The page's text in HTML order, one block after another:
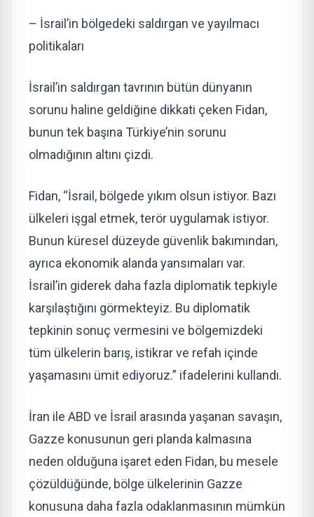
– İsrail’in bölgedeki saldırgan ve yayılmacı
politikaları
İsrail’in saldırgan tavrının bütün dünyanın
sorunu haline geldiğine dikkati çeken Fidan,
bunun tek başına Türkiye’nin sorunu
olmadığının altını çizdi.
Fidan, “İsrail, bölgede yıkım olsun istiyor. Bazı
ülkeleri işgal etmek, terör uygulamak istiyor.
Bunun küresel düzeyde güvenlik bakımından,
ayrıca ekonomik alanda yansımaları var.
İsrail’in giderek daha fazla diplomatik tepkiyle
karşılaştığını görmekteyiz. Bu diplomatik
tepkinin sonuç vermesini ve bölgemizdeki
tüm ülkelerin barış, istikrar ve refah içinde
yaşamasını ümit ediyoruz.” ifadelerini kullandı.
İran ile ABD ve İsrail arasında yaşanan savaşın,
Gazze konusunun geri planda kalmasına
neden olduğuna işaret eden Fidan, bu mesele
çözüldüğünde, bölge ülkelerinin Gazze
konusuna daha fazla odaklanmasının mümkün